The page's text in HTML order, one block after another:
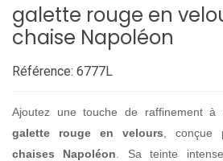
galette rouge en
chaise Napoléon
Référence: 6777L
Ajoutez une touche de raffinement à
galette rouge en velours , conçue
chaises Napoléon . Sa teinte